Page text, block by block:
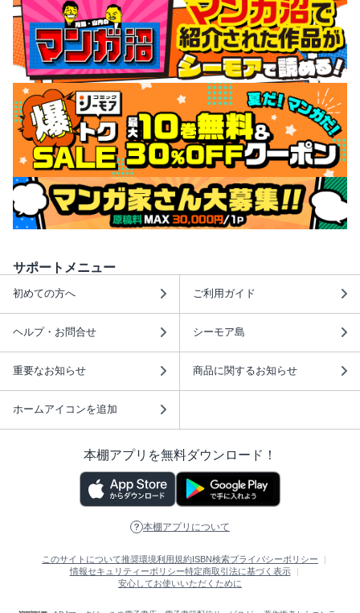
サポートメニュー
初めての方へ ご利用ガイド
ヘルプ・お問合せ シーモア島
重要なお知らせ 商品に関するお知らせ
ホームアイコンを追加
本棚アプリを無料ダウンロード！
本棚アプリについて
このサイトについて推奨環境利用規約 ISBN検索プライバシーポリシー
情報セキュリティーポリシー特定商取引法に基づく表示
安心してお使いいただくために